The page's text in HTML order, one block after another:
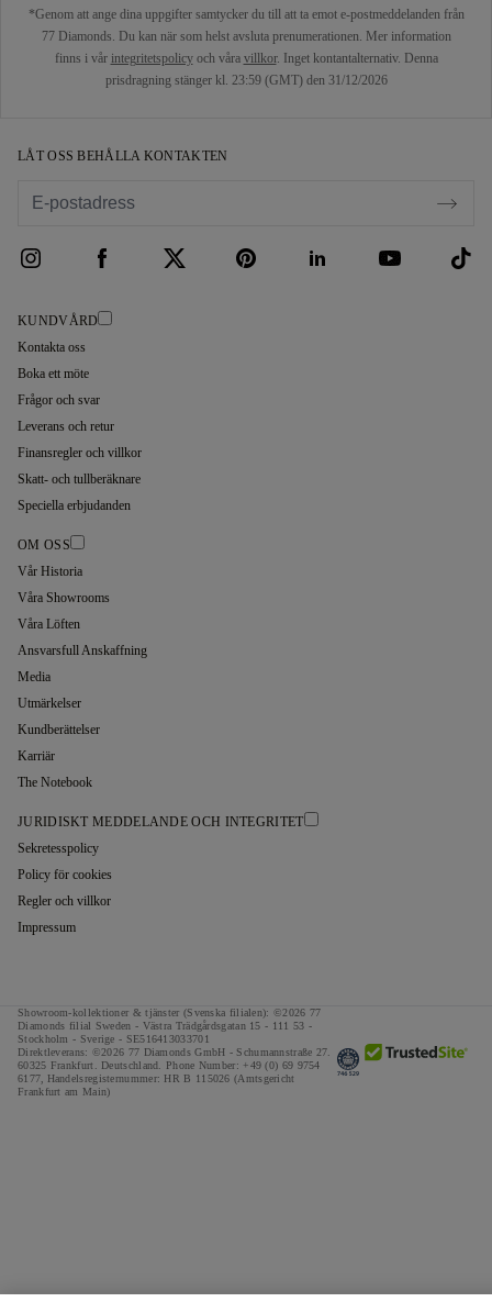
*Genom att ange dina uppgifter samtycker du till att ta emot e-postmeddelanden från
77 Diamonds. Du kan när som helst avsluta prenumerationen. Mer information
finns i vår integritetspolicyoch våra villkor. Inget kontantalternativ. Denna
prisdragning stänger kl. 23:59 (GMT) den 31/12/2026
LÅT OSS BEHÅLLA KONTAKTEN
KUNDVÅRD
Kontakta oss
Boka ett möte
Frågor och svar
Leverans och retur
Finansregler och villkor
Skatt- och tullberäknare
Speciella erbjudanden
OM OSS
Vår Historia
Våra Showrooms
Våra Löften
Ansvarsfull Anskaffning
Media
Utmärkelser
Kundberättelser
Karriär
The Notebook
JURIDISKT MEDDELANDE OCH INTEGRITET
Sekretesspolicy
Policy för cookies
Regler och villkor
Impressum
Showroom-kollektioner & tjänster (Svenska filialen): ©2026 77
Diamonds filial Sweden - Västra Trädgårdsgatan 15 - 111 53 -
Stockholm - Sverige - SE516413033701
Direktleverans: ©2026 77 Diamonds GmbH - Schumannstraße 27.
60325 Frankfurt. Deutschland. Phone Number: +49 (0) 69 9754
6177, Handelsregisternummer: HR B 115026 (Amtsgericht
Frankfurt am Main)